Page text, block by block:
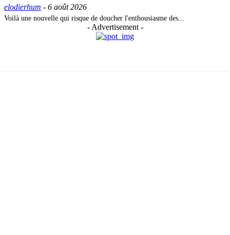
elodierhum - 6 août 2026
Voilà une nouvelle qui risque de doucher l'enthousiasme des...
- Advertisement -